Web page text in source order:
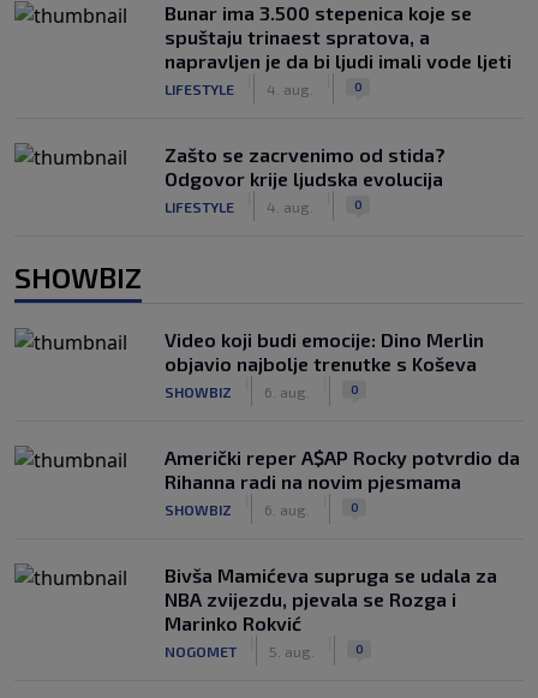
Bunar imа 3.500 stepenica koje se
spuštaju trinaest spratova, a
napravljen je da bi ljudi imali vode ljeti
LIFESTYLE 4. aug. 0
Zašto se zacrvenimo od stida?
Odgovor krije ljudska evolucija
LIFESTYLE 4. aug. 0
SHOWBIZ
Video koji budi emocije: Dino Merlin
objavio najbolje trenutke s Koševa
SHOWBIZ 6. aug. 0
Američki reper A$AP Rocky potvrdio da
Rihanna radi na novim pjesmama
SHOWBIZ 6. aug. 0
Bivša Mamićeva supruga se udala za
NBA zvijezdu, pjevala se Rozga i
Marinko Rokvić
NOGOMET 5. aug. 0